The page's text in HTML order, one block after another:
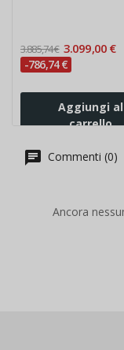
3.885,74 € 3.099,00 €
-786,74 €
Aggiungi al
carrello
Commenti (0)
Ancora